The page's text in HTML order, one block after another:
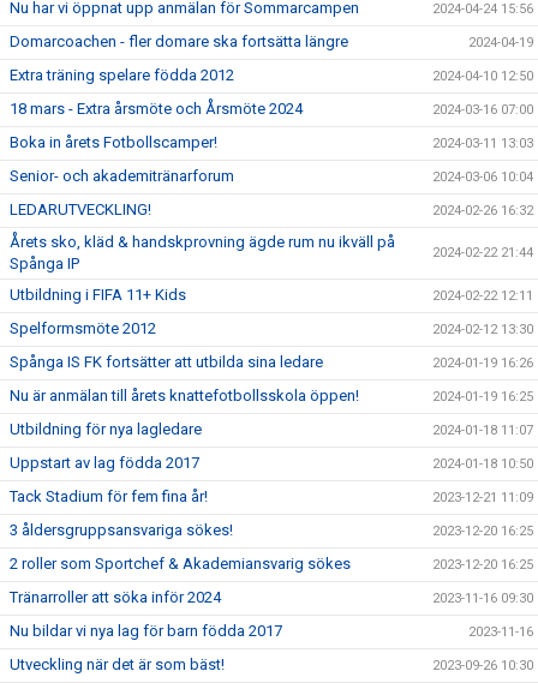
Nu har vi öppnat upp anmälan för Sommarcampen 2024-04-24 15:56
Domarcoachen - fler domare ska fortsätta längre 2024-04-19
Extra träning spelare födda 2012 2024-04-10 12:50
18 mars - Extra årsmöte och Årsmöte 2024 2024-03-16 07:00
Boka in årets Fotbollscamper! 2024-03-11 13:03
Senior- och akademitränarforum 2024-03-06 10:04
LEDARUTVECKLING! 2024-02-26 16:32
Årets sko, kläd & handskprovning ägde rum nu ikväll på
Spånga IP
2024-02-22 21:44
Utbildning i FIFA 11+ Kids 2024-02-22 12:11
Spelformsmöte 2012 2024-02-12 13:30
Spånga IS FK fortsätter att utbilda sina ledare 2024-01-19 16:26
Nu är anmälan till årets knattefotbollsskola öppen! 2024-01-19 16:25
Utbildning för nya lagledare 2024-01-18 11:07
Uppstart av lag födda 2017 2024-01-18 10:50
Tack Stadium för fem fina år! 2023-12-21 11:09
3 åldersgruppsansvariga sökes! 2023-12-20 16:25
2 roller som Sportchef & Akademiansvarig sökes 2023-12-20 16:25
Tränarroller att söka inför 2024 2023-11-16 09:30
Nu bildar vi nya lag för barn födda 2017 2023-11-16
Utveckling när det är som bäst! 2023-09-26 10:30